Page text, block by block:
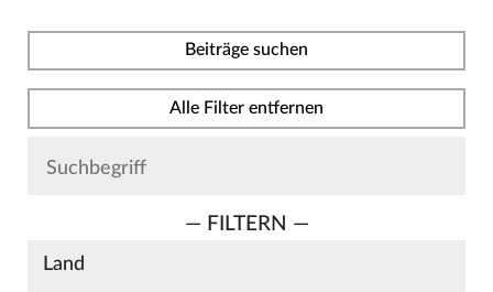
Beiträge suchen
Alle Filter entfernen
— FILTERN —
Land